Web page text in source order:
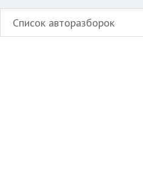
Список авторазборок